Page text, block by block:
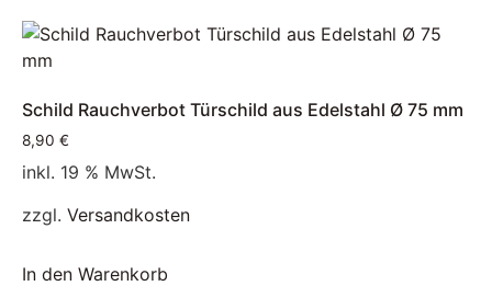
Schild Rauchverbot Türschild aus Edelstahl Ø 75 mm
8,90 €
inkl. 19 % MwSt.
zzgl. Versandkosten
In den Warenkorb